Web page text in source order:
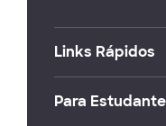
Links Rápidos
Para